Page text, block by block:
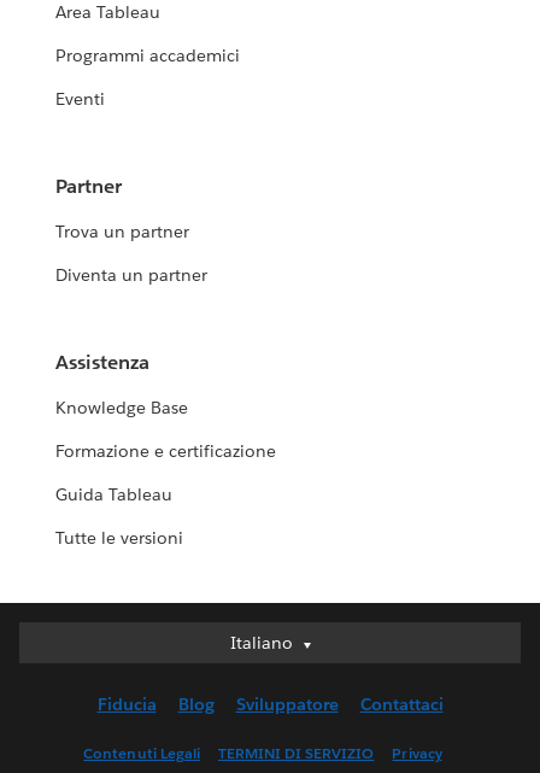
Area Tableau
Programmi accademici
Eventi
Partner
Trova un partner
Diventa un partner
Assistenza
Knowledge Base
Formazione e certificazione
Guida Tableau
Tutte le versioni
Italiano
Italiano
English (UK)
Fiducia Blog Sviluppatore Contattaci
Contenuti Legali TERMINI DI SERVIZIO Privacy